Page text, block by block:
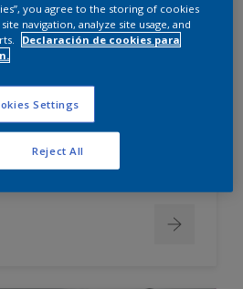
Mix
Extraordinaria elasticidad
Forma película muy elástica, que
penetra y cubre las fisuras y
grietas
tienda
you agree to the storing of cookies
navigation, analyze site usage, and
Declaración de cookies para
Settings
Reject All